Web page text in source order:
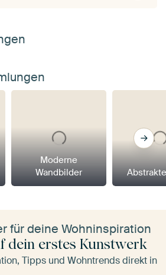
Moderne
Wandbilder
für deine Wohninspiration
dein erstes Kunstwerk
Tipps und Wohntrends direkt in